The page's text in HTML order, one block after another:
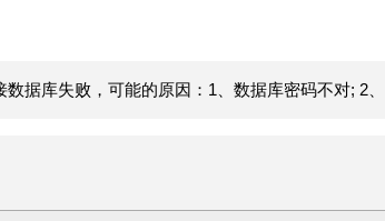
据库失败，可能的原因：1、数据库密码不对; 2、